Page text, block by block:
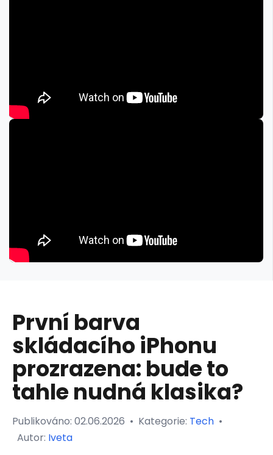
První barva
skládacího iPhonu
prozrazena: bude to
tahle nudná klasika?
Publikováno: 02.06.2026 • Kategorie: Tech •
Autor: Iveta